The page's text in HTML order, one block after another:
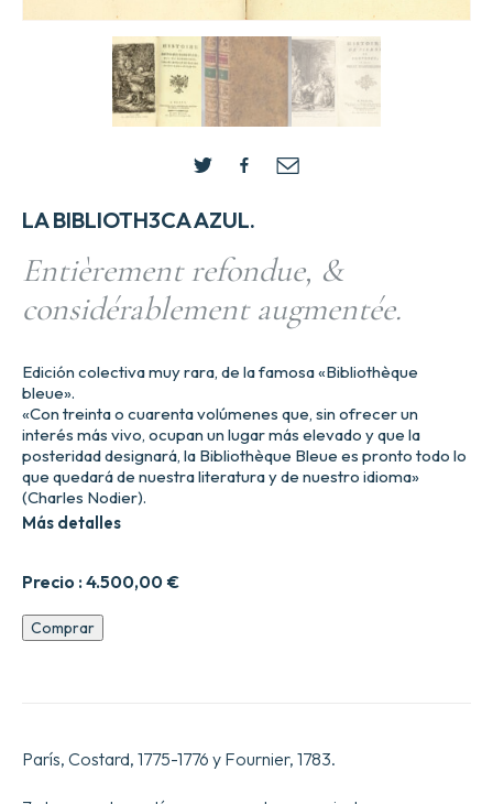
LA BIBLIOTH3CA AZUL.
Entièrement refondue, &
considérablement augmentée.
Precio :4.500,00 €
Edición colectiva muy rara, de la famosa «Bibliothèque
bleue».
«Con treinta o cuarenta volúmenes que, sin ofrecer un
interés más vivo, ocupan un lugar más elevado y que la
posteridad designará, la Bibliothèque Bleue es pronto todo lo
que quedará de nuestra literatura y de nuestro idioma»
(Charles Nodier).
Más detalles
Entièrement
refondue,
Comprar
París, Costard, 1775-1776 y Fournier, 1783.